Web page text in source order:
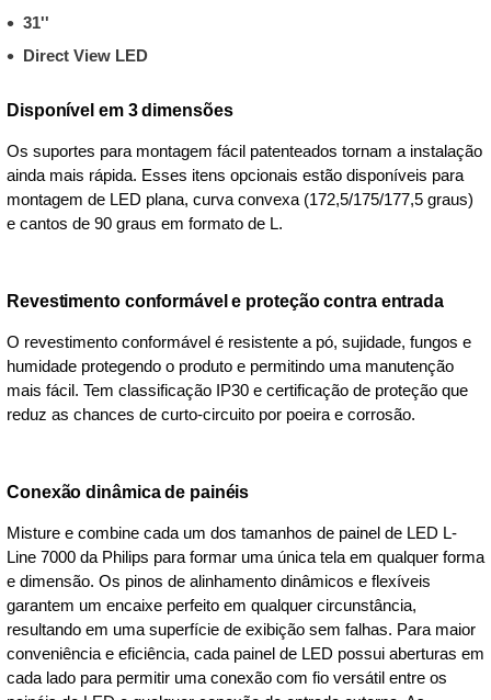
31''
Direct View LED
Disponível em 3 dimensões
Os suportes para montagem fácil patenteados tornam a instalação
ainda mais rápida. Esses itens opcionais estão disponíveis para
montagem de LED plana, curva convexa (172,5/175/177,5 graus)
e cantos de 90 graus em formato de L.
Revestimento conformável e proteção contra entrada
O revestimento conformável é resistente a pó, sujidade, fungos e
humidade protegendo o produto e permitindo uma manutenção
mais fácil. Tem classificação IP30 e certificação de proteção que
reduz as chances de curto-circuito por poeira e corrosão.
Conexão dinâmica de painéis
Misture e combine cada um dos tamanhos de painel de LED L-
Line 7000 da Philips para formar uma única tela em qualquer forma
e dimensão. Os pinos de alinhamento dinâmicos e flexíveis
garantem um encaixe perfeito em qualquer circunstância,
resultando em uma superfície de exibição sem falhas. Para maior
conveniência e eficiência, cada painel de LED possui aberturas em
cada lado para permitir uma conexão com fio versátil entre os